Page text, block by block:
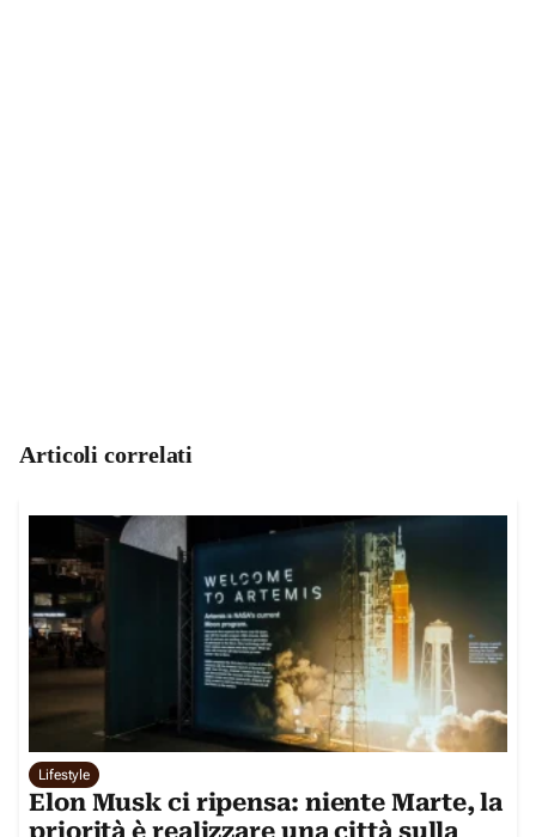
Articoli correlati
Lifestyle
Elon Musk ci ripensa: niente Marte, la
priorità è realizzare una città sulla